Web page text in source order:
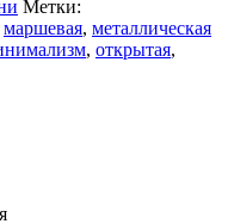
Метки:
маршевая, металлическая
, открытая,